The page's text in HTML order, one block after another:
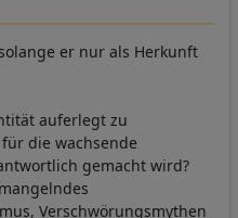
er nur als Herkunft
auferlegt zu
die wachsende
gemacht wird?
Verschwörungsmythen